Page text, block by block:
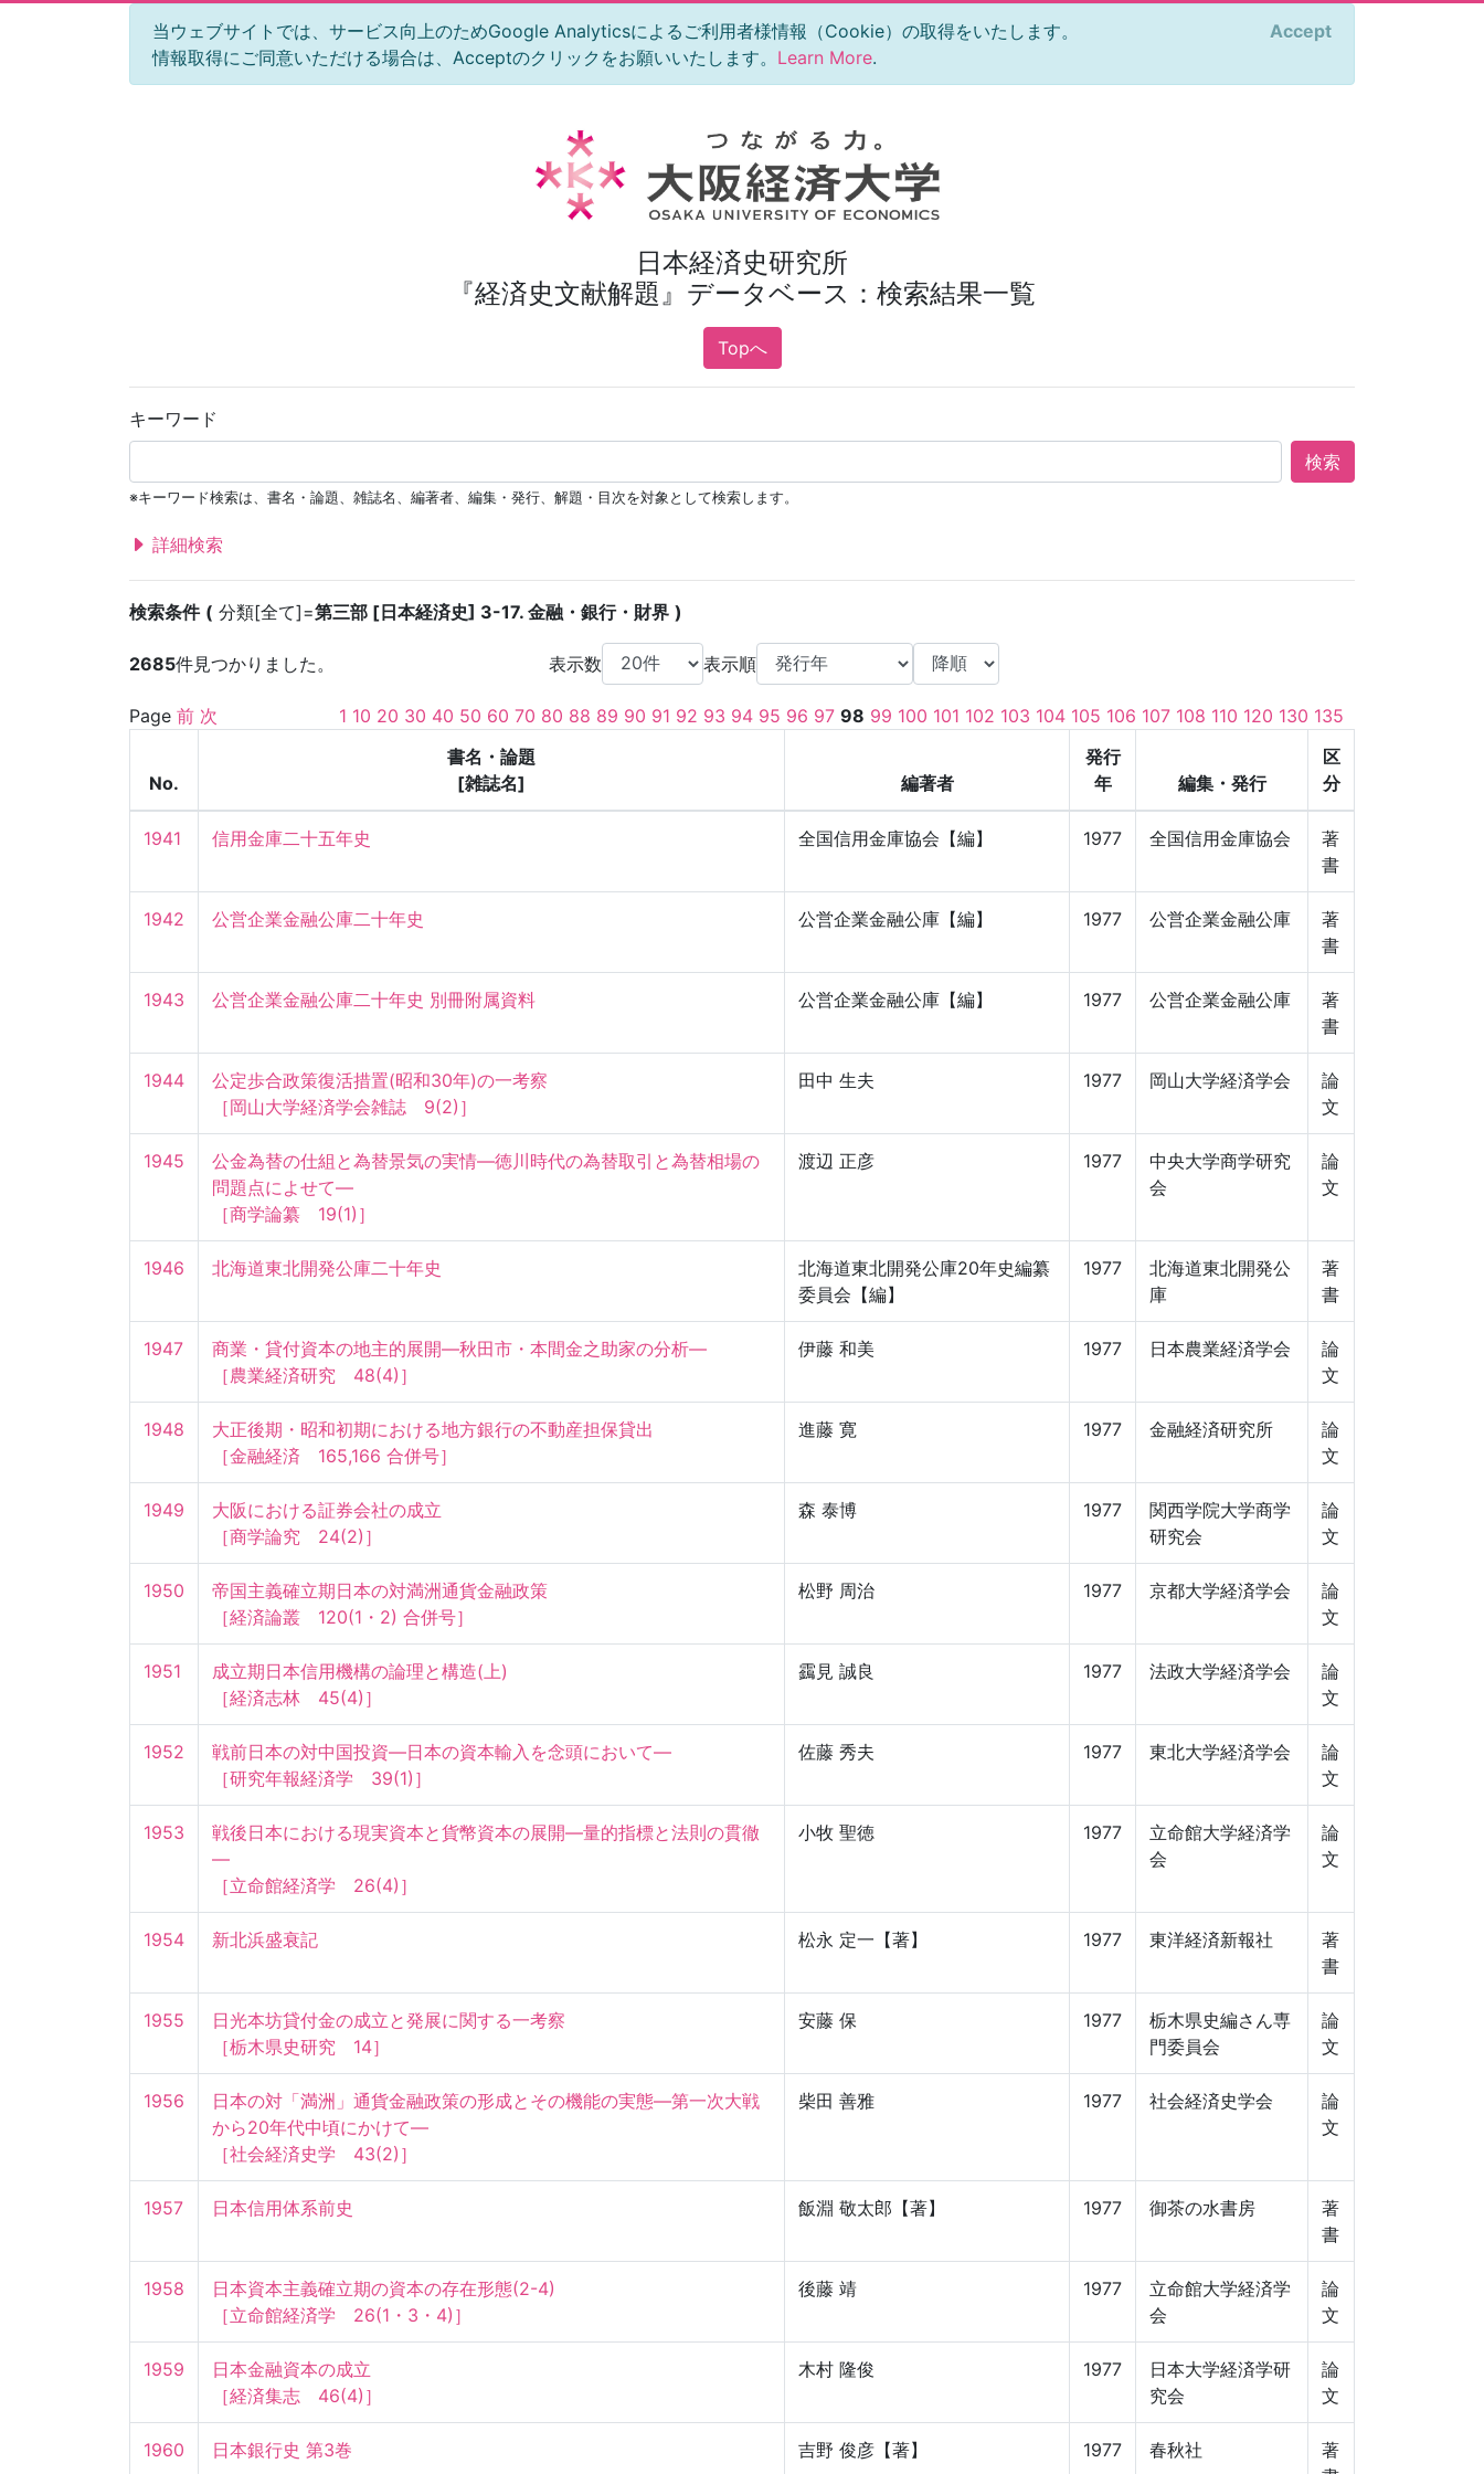
当ウェブサイトでは、サービス向上のためGoogle Analyticsによるご利用者様情報（Cookie）の取得をいたします。
情報取得にご同意いただける場合は、Acceptのクリックをお願いいたします。 Learn More.
Accept
日本経済史研究所
『経済史文献解題』データベース：検索結果一覧
Topへ
キーワード
検索
※キーワード検索は、書名・論題、雑誌名、編著者、編集・発行、解題・目次を対象として検索します。
詳細検索
検索条件 分類[全て]=第三部 [日本経済史] 3-17. 金融・銀行・財界
2685件見つかりました。 表示数 表示順
Page 前 次 1 10 20 30 40 50 60 70 80 88 89 90 91 92 93 94 95 96 97 98 99 100 101 102 103 104 105 106 107 108 110 120 130 135
No.
書名・論題
[雑誌名]
編著者
発行
年
編集・発行
区
分
1941 信用金庫二十五年史 全国信用金庫協会【編】 1977 全国信用金庫協会
著
書
1942 公営企業金融公庫二十年史 公営企業金融公庫【編】 1977 公営企業金融公庫
著
書
1943 公営企業金融公庫二十年史 別冊附属資料 公営企業金融公庫【編】 1977 公営企業金融公庫
著
書
1944
公定歩合政策復活措置(昭和30年)の一考察
［岡山大学経済学会雑誌　9(2)］
田中 生夫 1977 岡山大学経済学会
論
文
1945
公金為替の仕組と為替景気の実情—徳川時代の為替取引と為替相場の
問題点によせて—
［商学論纂　19(1)］
渡辺 正彦 1977
中央大学商学研究
会
論
文
1946 北海道東北開発公庫二十年史
北海道東北開発公庫20年史編纂
委員会【編】
1977
北海道東北開発公
庫
著
書
1947
商業・貸付資本の地主的展開—秋田市・本間金之助家の分析—
［農業経済研究　48(4)］
伊藤 和美 1977 日本農業経済学会
論
文
1948
大正後期・昭和初期における地方銀行の不動産担保貸出
［金融経済　165,166 合併号］
進藤 寛 1977 金融経済研究所
論
文
1949
大阪における証券会社の成立
［商学論究　24(2)］
森 泰博 1977
関西学院大学商学
研究会
論
文
1950
帝国主義確立期日本の対満洲通貨金融政策
［経済論叢　120(1・2) 合併号］
松野 周治 1977 京都大学経済学会
論
文
1951
成立期日本信用機構の論理と構造(上)
［経済志林　45(4)］
靎見 誠良 1977 法政大学経済学会
論
文
1952
戦前日本の対中国投資—日本の資本輸入を念頭において—
［研究年報経済学　39(1)］
佐藤 秀夫 1977 東北大学経済学会
論
文
1953
戦後日本における現実資本と貨幣資本の展開—量的指標と法則の貫徹
—
［立命館経済学　26(4)］
小牧 聖徳 1977
立命館大学経済学
会
論
文
1954 新北浜盛衰記 松永 定一【著】 1977 東洋経済新報社
著
書
1955
日光本坊貸付金の成立と発展に関する一考察
［栃木県史研究　14］
安藤 保 1977
栃木県史編さん専
門委員会
論
文
1956
日本の対「満洲」通貨金融政策の形成とその機能の実態—第一次大戦
から20年代中頃にかけて—
［社会経済史学　43(2)］
柴田 善雅 1977 社会経済史学会
論
文
1957 日本信用体系前史 飯淵 敬太郎【著】 1977 御茶の水書房
著
書
1958
日本資本主義確立期の資本の存在形態(2-4)
［立命館経済学　26(1・3・4)］
後藤 靖 1977
立命館大学経済学
会
論
文
1959
日本金融資本の成立
［経済集志　46(4)］
木村 隆俊 1977
日本大学経済学研
究会
論
文
1960 日本銀行史 第3巻 吉野 俊彦【著】 1977 春秋社
著